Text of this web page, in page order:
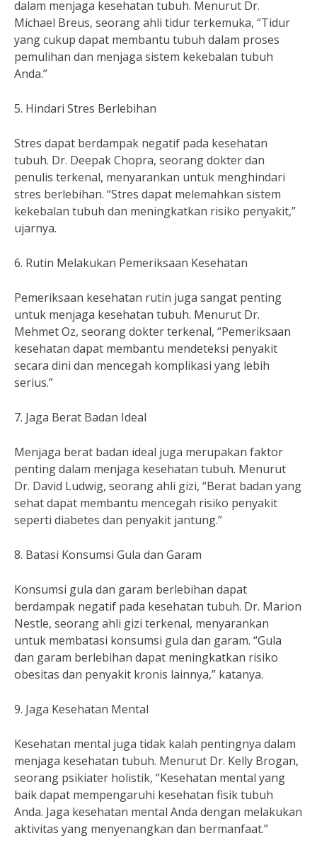
dalam menjaga kesehatan tubuh. Menurut Dr.
Michael Breus, seorang ahli tidur terkemuka, “Tidur
yang cukup dapat membantu tubuh dalam proses
pemulihan dan menjaga sistem kekebalan tubuh
Anda.”
5. Hindari Stres Berlebihan
Stres dapat berdampak negatif pada kesehatan
tubuh. Dr. Deepak Chopra, seorang dokter dan
penulis terkenal, menyarankan untuk menghindari
stres berlebihan. “Stres dapat melemahkan sistem
kekebalan tubuh dan meningkatkan risiko penyakit,”
ujarnya.
6. Rutin Melakukan Pemeriksaan Kesehatan
Pemeriksaan kesehatan rutin juga sangat penting
untuk menjaga kesehatan tubuh. Menurut Dr.
Mehmet Oz, seorang dokter terkenal, “Pemeriksaan
kesehatan dapat membantu mendeteksi penyakit
secara dini dan mencegah komplikasi yang lebih
serius.”
7. Jaga Berat Badan Ideal
Menjaga berat badan ideal juga merupakan faktor
penting dalam menjaga kesehatan tubuh. Menurut
Dr. David Ludwig, seorang ahli gizi, “Berat badan yang
sehat dapat membantu mencegah risiko penyakit
seperti diabetes dan penyakit jantung.”
8. Batasi Konsumsi Gula dan Garam
Konsumsi gula dan garam berlebihan dapat
berdampak negatif pada kesehatan tubuh. Dr. Marion
Nestle, seorang ahli gizi terkenal, menyarankan
untuk membatasi konsumsi gula dan garam. “Gula
dan garam berlebihan dapat meningkatkan risiko
obesitas dan penyakit kronis lainnya,” katanya.
9. Jaga Kesehatan Mental
Kesehatan mental juga tidak kalah pentingnya dalam
menjaga kesehatan tubuh. Menurut Dr. Kelly Brogan,
seorang psikiater holistik, “Kesehatan mental yang
baik dapat mempengaruhi kesehatan fisik tubuh
Anda. Jaga kesehatan mental Anda dengan melakukan
aktivitas yang menyenangkan dan bermanfaat.”